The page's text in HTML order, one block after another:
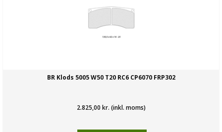
BR Klods 5005 W50 T20 RC6 CP6070 FRP302
2.825,00 kr. (inkl. moms)